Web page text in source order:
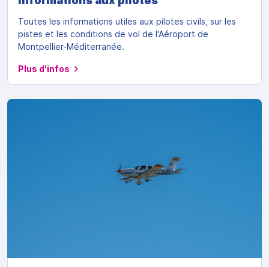
Toutes les informations utiles aux pilotes civils, sur les
pistes et les conditions de vol de l'Aéroport de
Montpellier-Méditerranée.
Plus d'infos